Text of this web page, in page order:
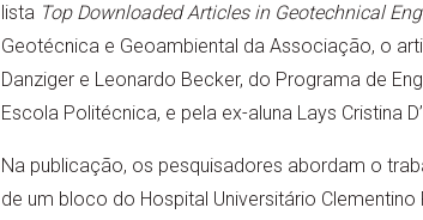
lista Top Downloaded Articles in Geotechnical
Geotécnica e Geoambiental da Associação, o
Danziger e Leonardo Becker, do Programa de
Escola Politécnica, e pela ex-aluna Lays Cristina
Na publicação, os pesquisadores abordam o
de um bloco do Hospital Universitário